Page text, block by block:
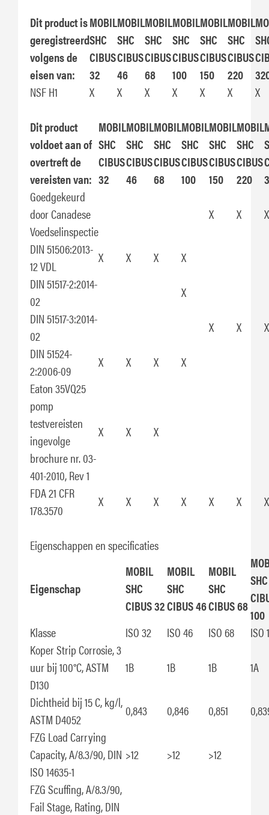
Dit product is
geregistreerd
volgens de
eisen van:
MOBIL
SHC
CIBUS
32
MOBIL
SHC
CIBUS
46
MOBIL
SHC
CIBUS
68
MOBIL
SHC
CIBUS
100
MOBIL
SHC
CIBUS
150
MOBIL
SHC
CIBUS
220
NSF H1
X X X X X X
X
Dit product
voldoet aan of
overtreft de
vereisten van:
MOBIL
SHC
CIBUS
32
MOBIL
SHC
CIBUS
46
MOBIL
SHC
CIBUS
68
MOBIL
SHC
CIBUS
100
MOBIL
SHC
CIBUS
150
MOBIL
SHC
CIBUS
220
Goedgekeurd
door Canadese
Voedselinspectie
X X
X
DIN 51506:2013-
12 VDL
X X X
X
DIN 51517-2:2014-
02
X
DIN 51517-3:2014-
02
X X
X
DIN 51524-
2:2006-09
X X X
X
Eaton 35VQ25
pomp
testvereisten
ingevolge
brochure nr. 03-
401-2010, Rev 1
X X X
FDA 21 CFR
178.3570
X X X X X X X
Eigenschappen en specificaties
Eigenschap
MOBIL
SHC
CIBUS 32
MOBIL
SHC
CIBUS 46
MOBIL
SHC
CIBUS 68
SHC
100
Klasse
ISO 32 ISO 46 ISO 68
ISO
Koper Strip Corrosie, 3
uur bij 100°C, ASTM
D130
1B 1B 1B
1A
Dichtheid bij 15 C, kg/l,
ASTM D4052
0,843 0,846 0,851
FZG Load Carrying
Capacity, A/8.3/90, DIN
ISO 14635-1
>12 >12
>12
FZG Scuffing, A/8.3/90,
Fail Stage, Rating, DIN